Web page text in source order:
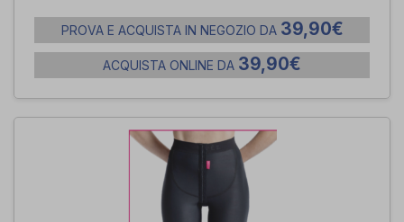
PROVA E ACQUISTA IN NEGOZIO DA 39,90€
ACQUISTA ONLINE DA 39,90€